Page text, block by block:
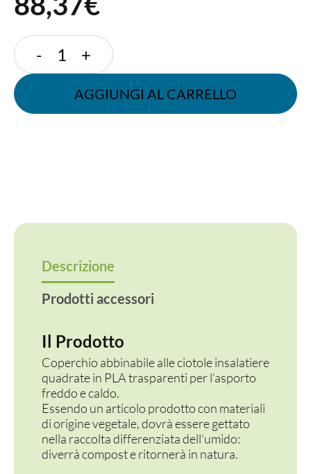
-
COPERCHIO
TRASPARENTE
PLA
quantità
+
AGGIUNGI AL CARRELLO
Descrizione
Prodotti accessori
Il Prodotto
Coperchio abbinabile alle ciotole insalatiere
quadrate in PLA trasparenti per l’asporto
freddo e caldo.
Essendo un articolo prodotto con materiali
di origine vegetale, dovrà essere gettato
nella raccolta differenziata dell’umido:
diverrà compost e ritornerà in natura.